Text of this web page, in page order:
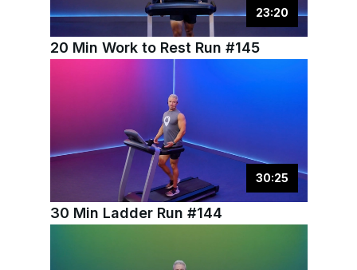
23:20
20 Min Work to Rest Run #145
30:25
30 Min Ladder Run #144